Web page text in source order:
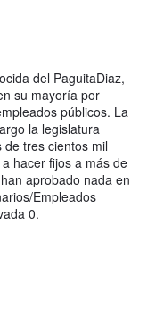
del PaguitaDiaz,
su mayoría por
públicos. La
la legislatura
tres cientos mil
hacer fijos a más de
aprobado nada en
Empleados
0.